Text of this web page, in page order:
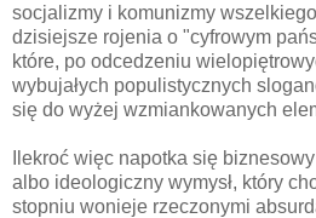
socjalizmy i komunizmy
dzisiejsze rojenia o "cyfrowym
które, po odcedzeniu
wybujałych populistycznych
się do wyżej wzmiankowanych
Ilekroć więc napotka się
albo ideologiczny wymysł, który
stopniu wonieje rzeczonymi